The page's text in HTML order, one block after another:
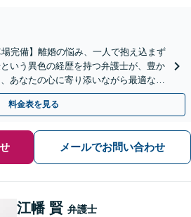
場完備】離婚の悩み、一人で抱え込まず
いう異色の経歴を持つ弁護士が、豊か
あなたの心に寄り添いながら最適な解
に幅広く対応します。
料金表を見る
メールでお問い合わせ
江幡 賢 弁護士